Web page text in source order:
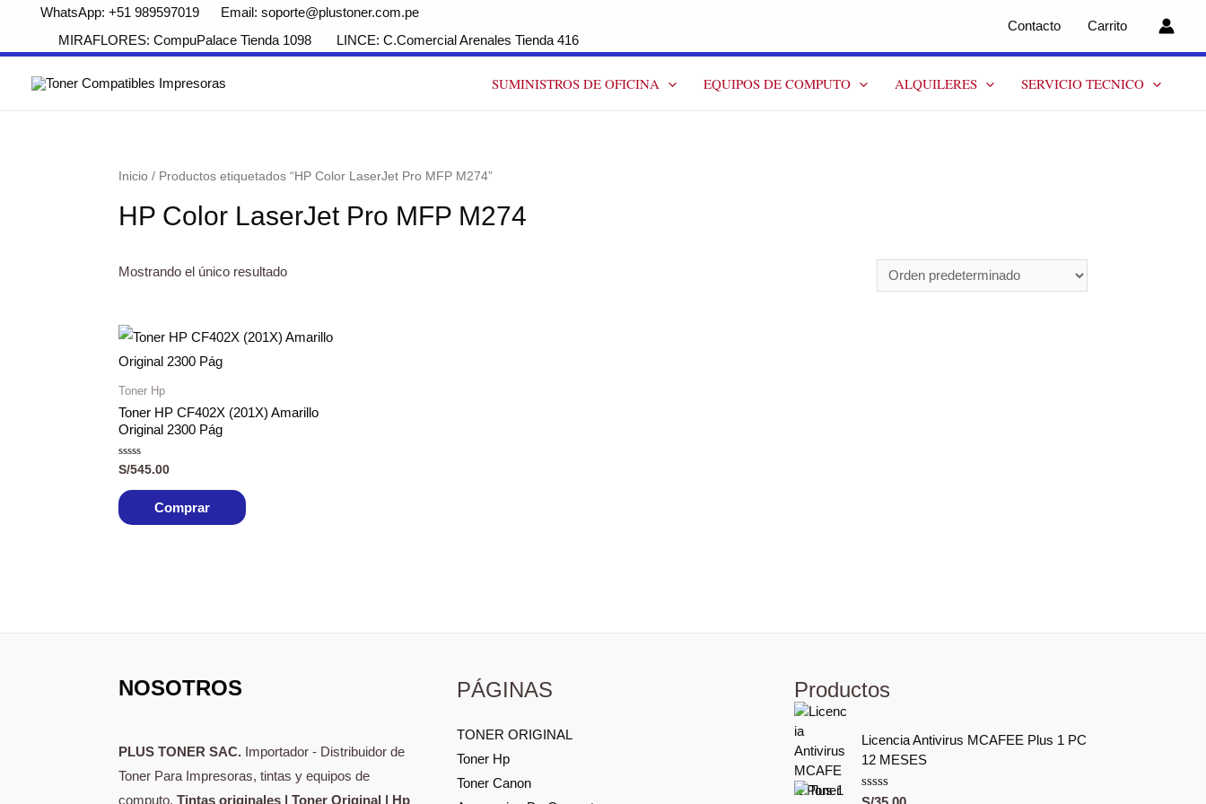
WhatsApp: +51 989597019 Email: soporte@plustoner.com.pe
MIRAFLORES: CompuPalace Tienda 1098 LINCE: C.Comercial Arenales Tienda 416
Contacto Carrito
SUMINISTROS DE OFICINA EQUIPOS DE COMPUTO ALQUILERES SERVICIO TECNICO
Inicio / Productos etiquetados “HP Color LaserJet Pro MFP M274”
HP Color LaserJet Pro MFP M274
Mostrando el único resultado
Toner Hp
Toner HP CF402X (201X) Amarillo
Original 2300 Pág
Valorado
0
de
5
S/545.00
Comprar
NOSOTROS
PLUS TONER SAC. Importador - Distribuidor de
Toner Para Impresoras, tintas y equipos de
computo. Tintas originales | Toner Original | Hp
PÁGINAS
TONER ORIGINAL
Toner Hp
Toner Canon
Productos
Licencia Antivirus MCAFEE Plus 1 PC
12 MESES
V